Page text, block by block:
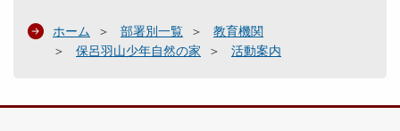
ホーム 部署別一覧
教育機関
保呂羽山少年自然の家
活動案内